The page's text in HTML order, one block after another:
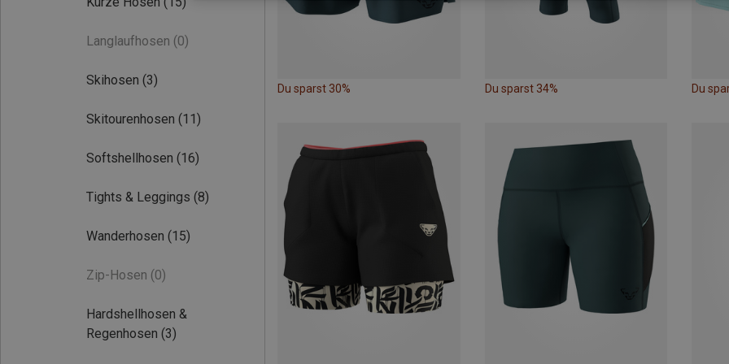
Langlaufhosen (0)
Skihosen (3)
Skitourenhosen (11)
Softshellhosen (16)
Tights & Leggings (8)
Wanderhosen (15)
Zip-Hosen (0)
Hardshellhosen &
Regenhosen (3)
Du sparst 30% Du sparst 34% Du